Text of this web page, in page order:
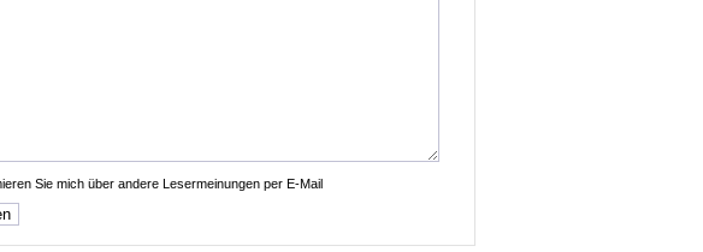
Sie mich über andere Lesermeinungen per E-Mail